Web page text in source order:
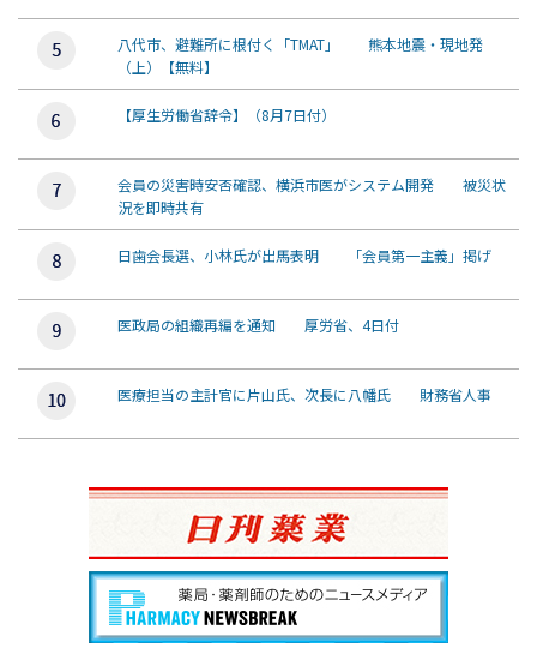
八代市、避難所に根付く「TMAT」 熊本地震・現地発
（上）【無料】
【厚生労働省辞令】（8月7日付）
会員の災害時安否確認、横浜市医がシステム開発 被災状
況を即時共有
日歯会長選、小林氏が出馬表明 「会員第一主義」掲げ
医政局の組織再編を通知 厚労省、4日付
医療担当の主計官に片山氏、次長に八幡氏 財務省人事